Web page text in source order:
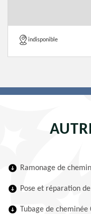
indisponible
Ramonage de
Pose et réparation
Tubage de